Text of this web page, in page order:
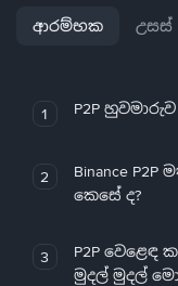
ආරම්භක උසස්
1 P2P
2
Binance
කෙසේ ද?
3
P2P වෙළෙඳ
මුදල් මුදල්